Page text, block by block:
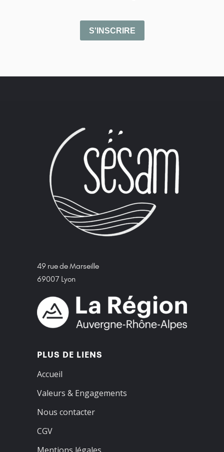
S'INSCRIRE
49 rue de Marseille
69007 Lyon
PLUS DE LIENS
Accueil
Valeurs & Engagements
Nous contacter
CGV